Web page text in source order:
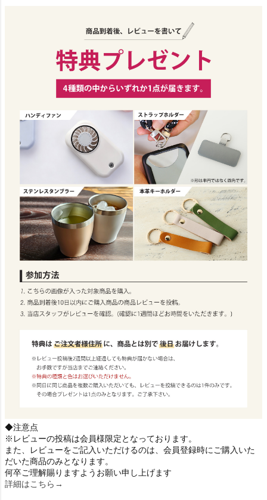
◆注意点
※レビューの投稿は会員様限定となっております。
また、レビューをご記入いただけるのは、会員登録時にご購入いた
だいた商品のみとなります。
何卒ご理解賜りますようお願い申し上げます
詳細はこちら→